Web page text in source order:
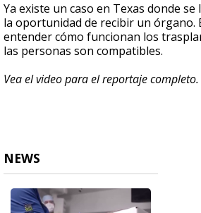
Ya existe un caso en Texas donde
la oportunidad de recibir un órgano.
entender cómo funcionan los
las personas son compatibles.
Vea el video para el reportaje completo.
NEWS